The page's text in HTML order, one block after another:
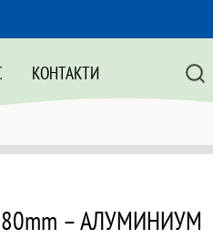
КОНТАКТИ
– АЛУМИНИУМ